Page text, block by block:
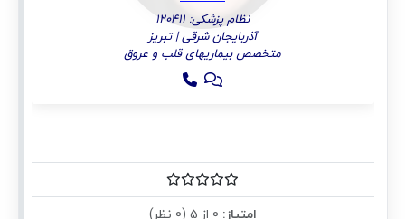
نظام پزشکی: 120411
آذربایجان شرقی | تبریز
متخصص بیماریهای قلب و عروق
امتیاز: